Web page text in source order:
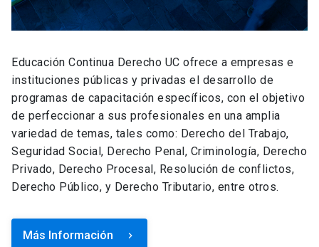
Educación Continua Derecho UC ofrece a empresas e
instituciones públicas y privadas el desarrollo de
programas de capacitación específicos, con el objetivo
de perfeccionar a sus profesionales en una amplia
variedad de temas, tales como: Derecho del Trabajo,
Seguridad Social, Derecho Penal, Criminología, Derecho
Privado, Derecho Procesal, Resolución de conflictos,
Derecho Público, y Derecho Tributario, entre otros.
Más Información keyboard_arrow_right